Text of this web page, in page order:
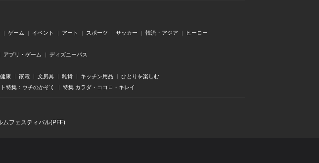
ゲーム イベント アート スポーツ サッカー 韓流・アジア ヒーロー
アプリ・ゲーム ディズニーパス
康 家電 文房具 雑貨 キッチン用品 ひとりを楽しむ
特集：ウチのかぞく 特集 カラダ・ココロ・キレイ
ムフェスティバル(PFF)